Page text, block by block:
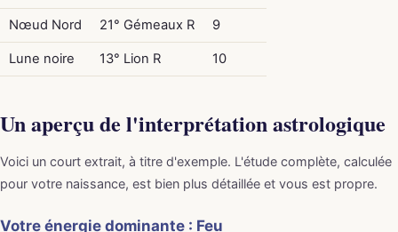
Nœud Nord 21° Gémeaux R 9
Lune noire 13° Lion R 10
Un aperçu de l'interprétation astrologique
Voici un court extrait, à titre d'exemple. L'étude complète, calculée
pour votre naissance, est bien plus détaillée et vous est propre.
Votre énergie dominante : Feu